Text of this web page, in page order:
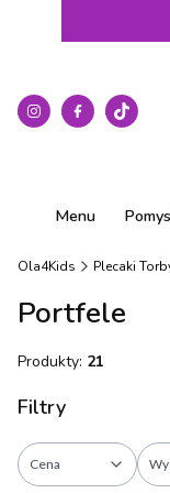
Menu
Ola4Kids Plecaki
Portfele
Produkty: 21
Filtry
Cena